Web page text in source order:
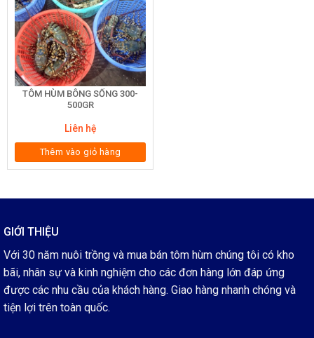
TÔM HÙM BÔNG SỐNG 300-
500GR
Liên hệ
Thêm vào giỏ hàng
GIỚI THIỆU
Với 30 năm nuôi trồng và mua bán tôm hùm chúng tôi có kho
bãi, nhân sự và kinh nghiệm cho các đơn hàng lớn đáp ứng
được các nhu cầu của khách hàng. Giao hàng nhanh chóng và
tiện lợi trên toàn quốc.